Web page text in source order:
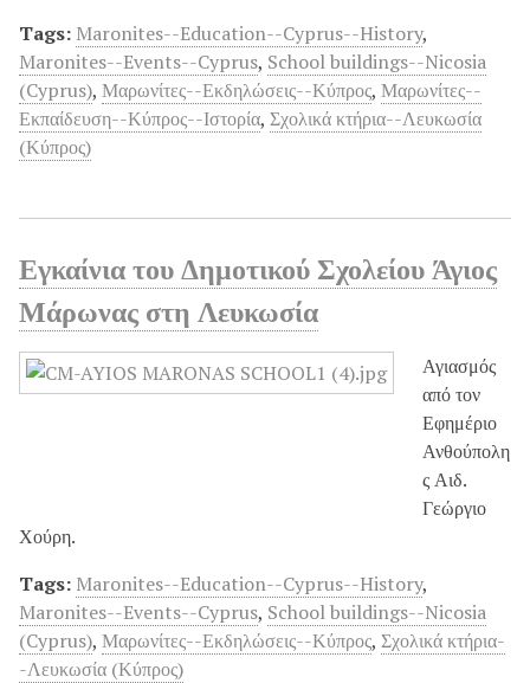
Tags: Maronites--Education--Cyprus--History,
Maronites--Events--Cyprus, School buildings--Nicosia
(Cyprus), Μαρωνίτες--Εκδηλώσεις--Κύπρος, Μαρωνίτες--
Εκπαίδευση--Κύπρος--Ιστορία, Σχολικά κτήρια--Λευκωσία
(Κύπρος)
Εγκαίνια του Δημοτικού Σχολείου Άγιος
Μάρωνας στη Λευκωσία
Αγιασμός
από τον
Εφημέριο
Ανθούπολη
ς Αιδ.
Γεώργιο
Χούρη.
Tags: Maronites--Education--Cyprus--History,
Maronites--Events--Cyprus, School buildings--Nicosia
(Cyprus), Μαρωνίτες--Εκδηλώσεις--Κύπρος, Σχολικά κτήρια-
-Λευκωσία (Κύπρος)